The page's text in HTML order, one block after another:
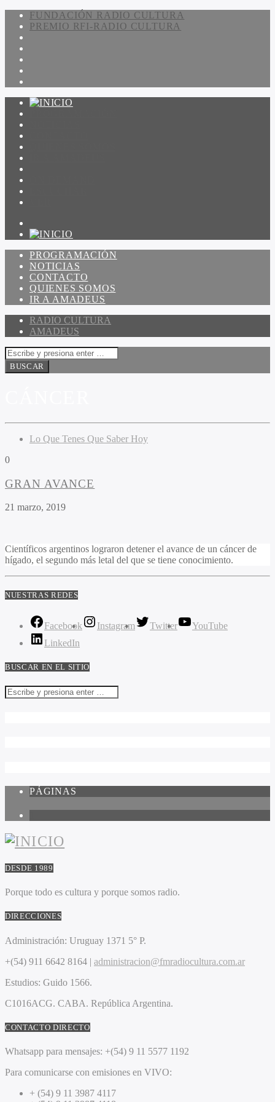
FUNDACIÓN RADIO CULTURA
PREMIO RFI-RADIO CULTURA
PROGRAMACIÓN
NOTICIAS
CONTACTO
QUIENES SOMOS
IR A AMADEUS
RADIO CULTURA
AMADEUS
Lo Que Tenes Que Saber Hoy
0
GRAN AVANCE
21 marzo, 2019
Científicos argentinos lograron detener el avance de un cáncer de
hígado, el segundo más letal del que se tiene conocimiento.
NUESTRAS REDES
Facebook Instagram Twitter
YouTube
LinkedIn
BUSCAR EN EL SITIO
PÁGINAS
DESDE 1989
Porque todo es cultura y porque somos radio.
DIRECCIONES
Administración: Uruguay 1371 5° P.
+(54) 911 6642 8164 | administracion@fmradiocultura.com.ar
Estudios: Guido 1566.
C1016ACG. CABA. República Argentina.
CONTACTO DIRECTO
Whatsapp para mensajes: +(54) 9 11 5577 1192
Para comunicarse con emisiones en VIVO:
+ (54) 9 11 3987 4117